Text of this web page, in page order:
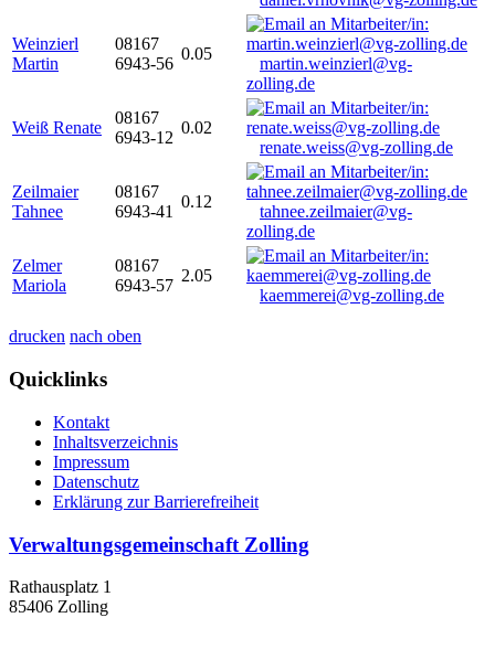
Weinzierl
Martin
08167
6943-56
0.05
martin.weinzierl@vg-
zolling.de
Weiß Renate
08167
6943-12
0.02
renate.weiss@vg-zolling.de
Zeilmaier
Tahnee
08167
6943-41
0.12
tahnee.zeilmaier@vg-
zolling.de
Zelmer
Mariola
08167
6943-57
2.05
kaemmerei@vg-zolling.de
drucken nach oben
Quicklinks
Kontakt
Inhaltsverzeichnis
Impressum
Datenschutz
Erklärung zur Barrierefreiheit
Verwaltungsgemeinschaft Zolling
Rathausplatz 1
85406 Zolling